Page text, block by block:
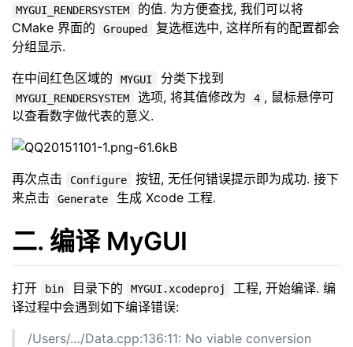
MYGUI_RENDERSYSTEM
的值. 为方便查找, 我们可以将
CMake 界面的
Grouped
复选框选中, 这样所有的配置都会
分组显示.
在中间红色区域的
MYGUI 分类下找到
MYGUI_RENDERSYSTEM 选项, 将其值修改为 4 , 鼠标悬停可
以查看数字做代表的意义.
再次点击 Configure
按钮, 无任何错误提示即为成功. 接下
来点击
Generate 生成 Xcode 工程.
二. 编译 MyGUI
打开 bin 目录下的 MYGUI.xcodeproj
工程, 开始编译. 编
译过程中会遇到如下编译错误:
/Users/…/Data.cpp:136:11: No viable conversion